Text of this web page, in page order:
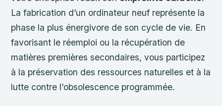
La fabrication d’un ordinateur neuf représente la
phase la plus énergivore de son cycle de vie. En
favorisant le réemploi ou la récupération de
matières premières secondaires, vous participez
à la préservation des ressources naturelles et à la
lutte contre l’obsolescence programmée.